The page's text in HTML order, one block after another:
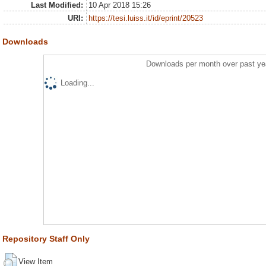
Last Modified:
10 Apr 2018 15:26
URI:
https://tesi.luiss.it/id/eprint/20523
Downloads
Downloads per month over past
Loading...
Repository Staff Only
View Item